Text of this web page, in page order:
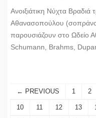
Ανοιξιάτικη Νύχτα
Αθανασοπούλου
παρουσιάζουν στο Ωδείο
Schumann, Brahms,
← PREVIOUS 1 2
10 11 12 13